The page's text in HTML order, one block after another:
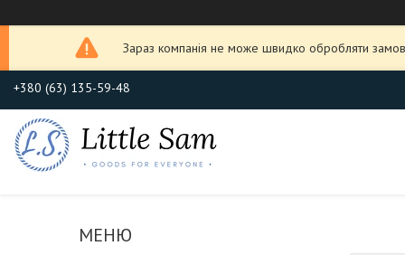
Зараз компанія не може швидко обробляти
+380 (63) 135-59-48